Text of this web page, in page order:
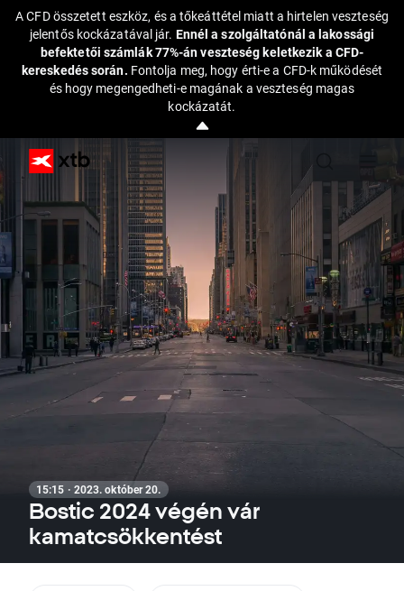
A CFD összetett eszköz, és a tőkeáttétel miatt a hirtelen veszteség
jelentős kockázatával jár. Ennél a szolgáltatónál a lakossági
befektetői számlák 77%-án veszteség keletkezik a CFD-
kereskedés során. Fontolja meg, hogy érti-e a CFD-k működését
és hogy megengedheti-e magának a veszteség magas
kockázatát.
15:15 · 2023. október 20.
Bostic 2024 végén vár
kamatcsökkentést